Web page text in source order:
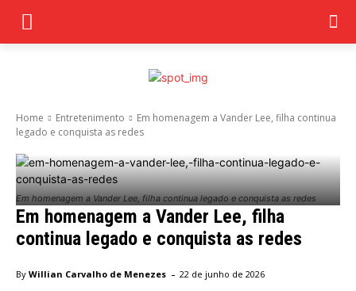
Home Entretenimento
Em homenagem a Vander Lee, filha continua
legado e conquista as redes
Em homenagem a Vander Lee, filha continua legado e conquista as redes
Em homenagem a Vander Lee, filha
continua legado e conquista as redes
By Willian Carvalho de Menezes - 22 de junho de 2026